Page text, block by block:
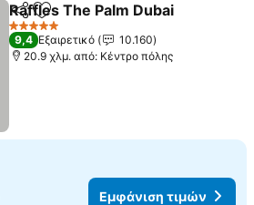
Κοινοποίηση
Προσθήκη στα αγαπημένα
Raffles The Palm Dubai
5 Αστέρια
9,4 Εξαιρετικό
10.160
20.9 χλμ. από: Κέντρο πόλης
Εμφάνιση τιμών